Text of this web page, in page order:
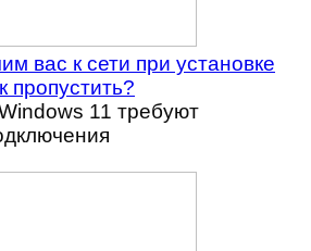
вас к сети при установке
пропустить?
11 требуют